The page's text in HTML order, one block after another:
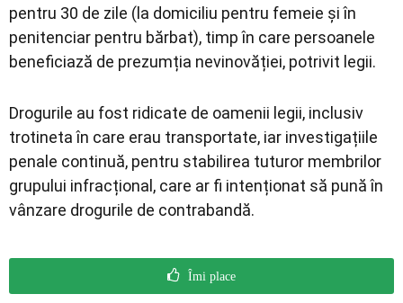
pentru 30 de zile (la domiciliu pentru femeie și în
penitenciar pentru bărbat), timp în care persoanele
beneficiază de prezumția nevinovăției, potrivit legii.
Drogurile au fost ridicate de oamenii legii, inclusiv
trotineta în care erau transportate, iar investigațiile
penale continuă, pentru stabilirea tuturor membrilor
grupului infracțional, care ar fi intenționat să pună în
vânzare drogurile de contrabandă.
Îmi place